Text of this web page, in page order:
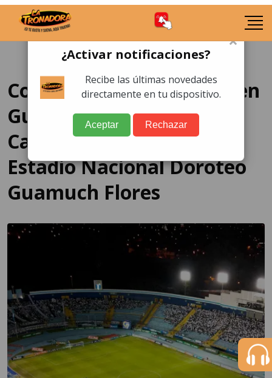
Comunicaciones debuta en
Guatemala en Copa de
Campeones Concacaf.
Estadio Nacional Doroteo
Guamuch Flores
×
¿Activar notificaciones?
Recibe las últimas novedades
directamente en tu dispositivo.
Aceptar Rechazar